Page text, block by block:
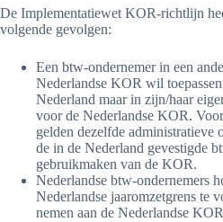
De Implementatiewet KOR-richtlijn
volgende gevolgen:
Een btw-ondernemer in een
Nederlandse KOR wil
Nederland maar in zijn/haar
voor de Nederlandse KOR.
gelden dezelfde administratieve
de in de Nederland gevestigde
gebruikmaken van de KOR.
Nederlandse btw-ondernemers
Nederlandse jaaromzetgrens te
nemen aan de Nederlandse